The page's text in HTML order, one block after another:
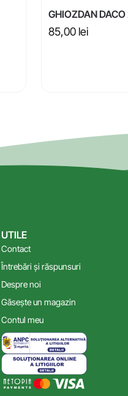
GHIOZDAN
85,00 lei
UTILE
Contact
Întrebări și răspunsuri
Despre noi
Găsește un magazin
Contul meu